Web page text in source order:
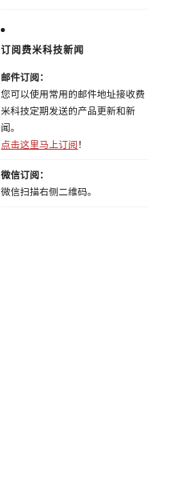
订阅费米科技新闻
邮件订阅：
您可以使用常用的邮件地址接收费
米科技定期发送的产品更新和新
闻。
点击这里马上订阅 ！
微信订阅：
微信扫描右侧二维码。